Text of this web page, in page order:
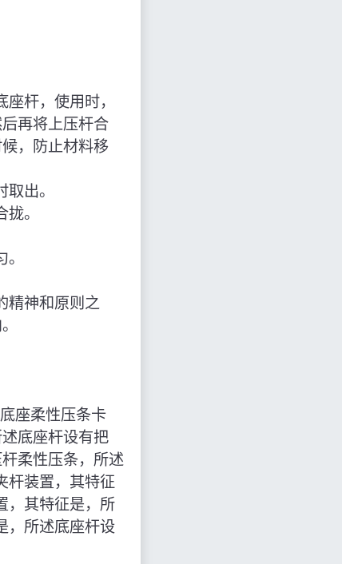
杆，使用时，
再将上压杆合
，防止材料移
出。
。
精神和原则之
座柔性压条卡
底座杆设有把
柔性压条，所述
杆装置，其特征
，其特征是，所
，所述底座杆设